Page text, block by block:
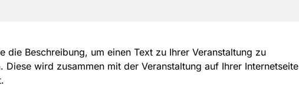
die Beschreibung, um einen Text zu Ihrer Veranstaltung zu
Diese wird zusammen mit der Veranstaltung auf Ihrer Internetseite